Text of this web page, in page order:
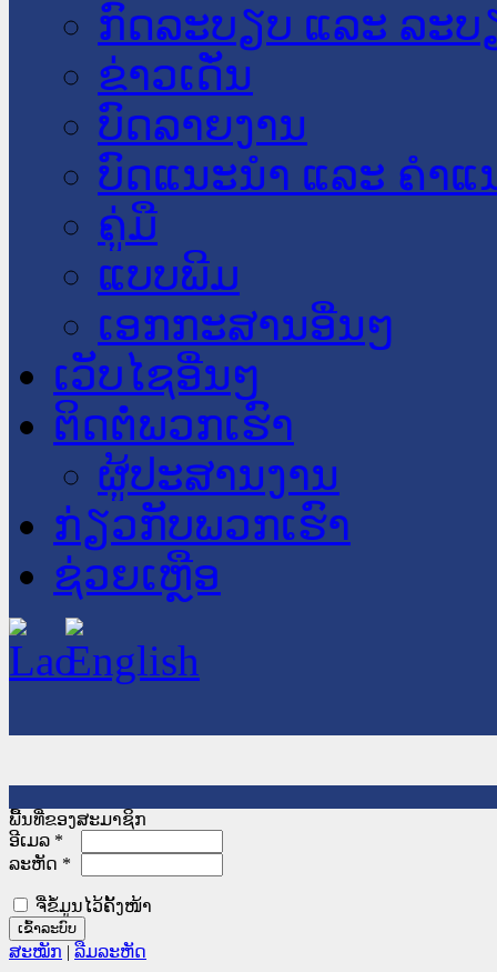
ກົດລະບຽບ ແລະ ລະບ
ຂ່າວເດັ່ນ
ບົດລາຍງານ
ບົດແນະນໍາ ແລະ ຄໍາແ
ຄູ່ມື
ແບບພີມ
ເອກກະສານອື່ນໆ
ເວັບໄຊອື່ນໆ
ຕິດຕໍ່ພວກເຮົາ
ຜູ້ປະສານງານ
ກ່ຽວກັບພວກເຮົາ
ຊ່ວຍເຫຼືອ
ພື້ນທີ່ຂອງສະມາຊິກ
ອີເມລ *
ລະຫັດ *
ຈື່ຂໍ້ມູນໄວ້ຄັ້ງໜ້າ
ສະໝັກ | ລືມລະຫັດ